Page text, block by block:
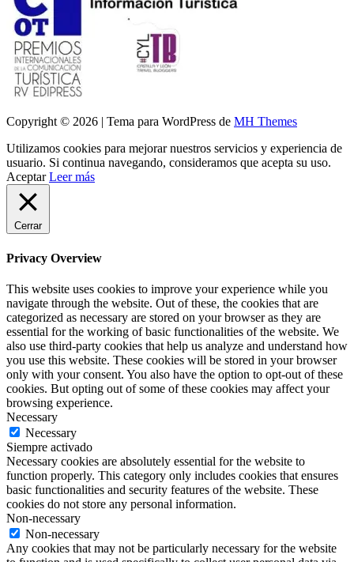
Copyright © 2026 | Tema para WordPress de MH Themes
Utilizamos cookies para mejorar nuestros servicios y experiencia de
usuario. Si continua navegando, consideramos que acepta su uso.
Aceptar Leer más
Cerrar
Privacy Overview
This website uses cookies to improve your experience while you
navigate through the website. Out of these, the cookies that are
categorized as necessary are stored on your browser as they are
essential for the working of basic functionalities of the website. We
also use third-party cookies that help us analyze and understand how
you use this website. These cookies will be stored in your browser
only with your consent. You also have the option to opt-out of these
cookies. But opting out of some of these cookies may affect your
browsing experience.
Necessary
Necessary
Siempre activado
Necessary cookies are absolutely essential for the website to
function properly. This category only includes cookies that ensures
basic functionalities and security features of the website. These
cookies do not store any personal information.
Non-necessary
Non-necessary
Any cookies that may not be particularly necessary for the website